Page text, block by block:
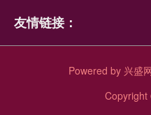
友情链接：
Powered by 兴盛
Copyright